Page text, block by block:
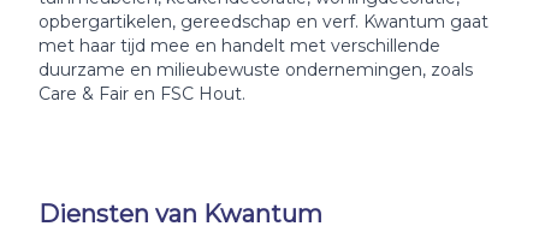
opbergartikelen, gereedschap en verf. Kwantum gaat
met haar tijd mee en handelt met verschillende
duurzame en milieubewuste ondernemingen, zoals
Care & Fair en FSC Hout.
Diensten van Kwantum